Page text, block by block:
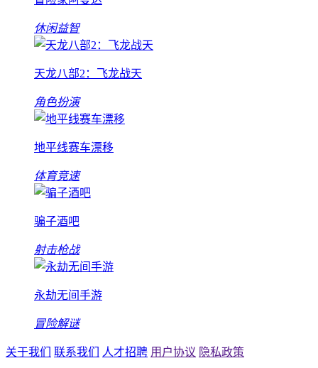
休闲益智
天龙八部2：飞龙战天
角色扮演
地平线赛车漂移
体育竞速
骗子酒吧
射击枪战
永劫无间手游
冒险解谜
关于我们 联系我们 人才招聘 用户协议 隐私政策